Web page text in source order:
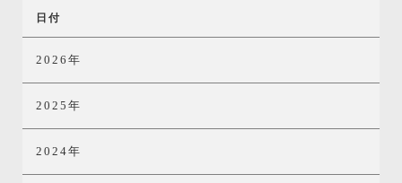
日付
2026年
2025年
2024年